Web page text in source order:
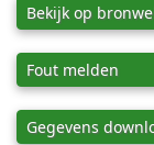
Bekijk op
Fout melden
Gegevens